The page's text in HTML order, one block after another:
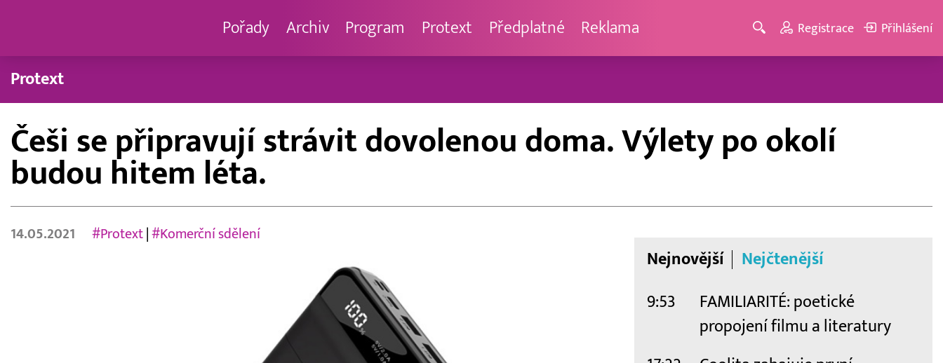
Pořady Archiv Program Protext Předplatné Reklama Registrace Přihlášení
Protext
Češi se připravují strávit dovolenou doma. Výlety po okolí
budou hitem léta.
14.05.2021 #Protext| #Komerční sdělení
Nejnovější Nejčtenější
9:53
FAMILIARITÉ: poetické
propojení filmu a literatury